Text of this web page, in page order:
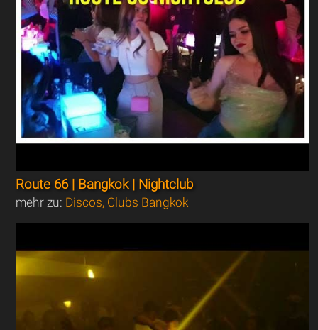
Route 66 | Bangkok | Nightclub
mehr zu: Discos, Clubs Bangkok